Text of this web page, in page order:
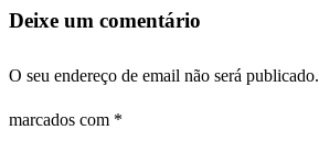
Deixe um comentário
O seu endereço de email não será publicado.
marcados com *